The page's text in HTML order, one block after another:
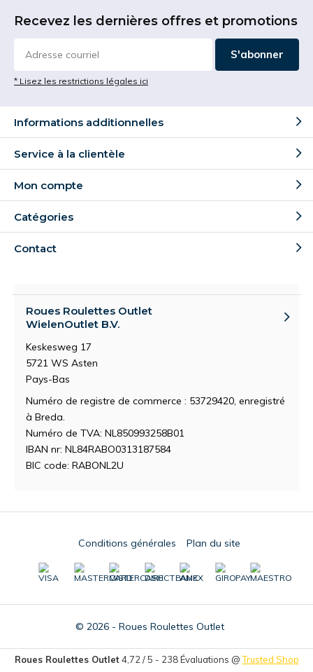
Recevez les dernières offres et promotions
S'abonner
* Lisez les restrictions légales ici
Informations additionnelles
Service à la clientèle
Mon compte
Catégories
Contact
Roues Roulettes Outlet
WielenOutlet B.V.
Keskesweg 17
5721 WS Asten
Pays-Bas
Numéro de registre de commerce : 53729420, enregistré
à Breda.
Numéro de TVA: NL850993258B01
IBAN nr: NL84RABO0313187584
BIC code: RABONL2U
© 2026 - Roues Roulettes Outlet
Conditions générales Plan du site
Roues Roulettes Outlet 4,72 /5 - 238Évaluations @Trusted Shop